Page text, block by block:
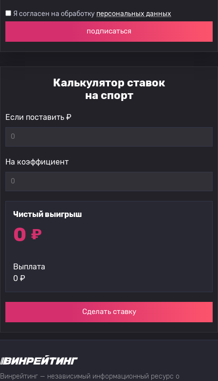
Я согласен на обработку персональных данных
подписаться
Калькулятор ставок
на спорт
Если поставить ₽
На коэффициент
Чистый выигрыш
0 ₽
Выплата
0 ₽
Сделать ставку
Винрейтинг — независимый информационный ресурс о